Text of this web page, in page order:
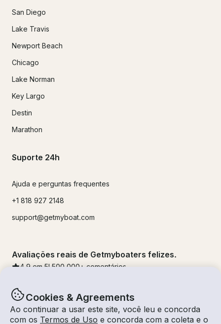
Cookies & Agreements
Ao continuar a usar este site, você leu e concorda
com os Termos de Uso e concorda com a coleta e o
San Diego
Lake Travis
Newport Beach
Chicago
Lake Norman
Key Largo
Destin
Marathon
Suporte 24h
Ajuda e perguntas frequentes
+1 818 927 2148
support@getmyboat.com
Avaliações reais de Getmyboaters felizes.
4.9 em 5! 500,000 + comentários